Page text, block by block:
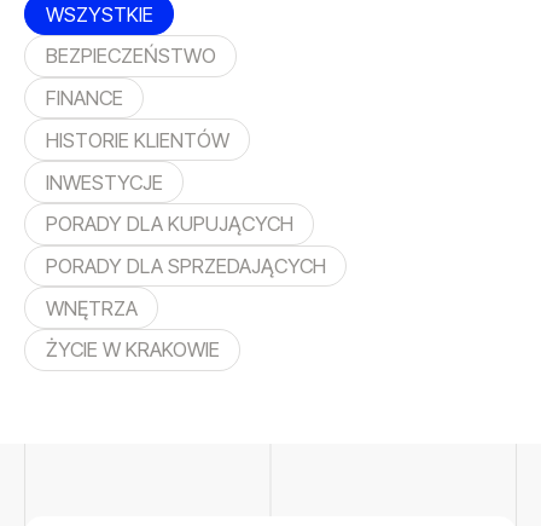
WSZYSTKIE
BEZPIECZEŃSTWO
FINANCE
HISTORIE KLIENTÓW
INWESTYCJE
PORADY DLA KUPUJĄCYCH
PORADY DLA SPRZEDAJĄCYCH
WNĘTRZA
ŻYCIE W KRAKOWIE